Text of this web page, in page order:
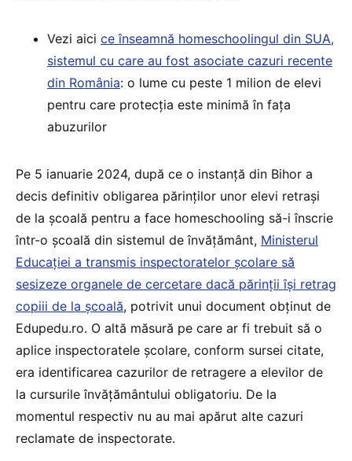
Vezi aici ce înseamnă homeschoolingul din SUA,
sistemul cu care au fost asociate cazuri recente
din România: o lume cu peste 1 milion de elevi
pentru care protecția este minimă în fața
abuzurilor
Pe 5 ianuarie 2024, după ce o instanță din Bihor a
decis definitiv obligarea părinților unor elevi retrași
de la școală pentru a face homeschooling să-i înscrie
într-o școală din sistemul de învățământ, Ministerul
Educației a transmis inspectoratelor școlare să
sesizeze organele de cercetare dacă părinții își retrag
copiii de la școală, potrivit unui document obținut de
Edupedu.ro. O altă măsură pe care ar fi trebuit să o
aplice inspectoratele școlare, conform sursei citate,
era identificarea cazurilor de retragere a elevilor de
la cursurile învățământului obligatoriu. De la
momentul respectiv nu au mai apărut alte cazuri
reclamate de inspectorate.